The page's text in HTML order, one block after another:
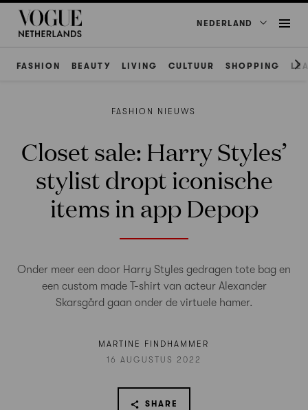
NEDERLAND
FASHION BEAUTY LIVING CULTUUR SHOPPING
FASHION NIEUWS
Closet sale: Harry Styles’
stylist dropt iconische
items in app Depop
Onder meer een door Harry Styles gedragen tote bag en
een custom made T-shirt van acteur Alexander
Skarsgård gaan onder de virtuele hamer.
MARTINE FINDHAMMER
16 AUGUSTUS 2022
SHARE